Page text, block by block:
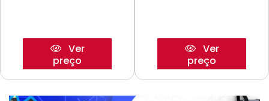
Ver
preço
Ver
preço